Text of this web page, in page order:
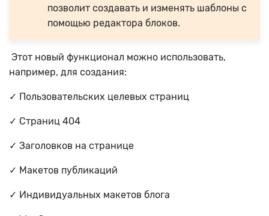
позволит создавать и изменять шаблоны с
помощью редактора блоков.
Этот новый функционал можно использовать,
например, для создания:
✓ Пользовательских целевых страниц
✓ Страниц 404
✓ Заголовков на странице
✓ Макетов публикаций
✓ Индивидуальных макетов блога